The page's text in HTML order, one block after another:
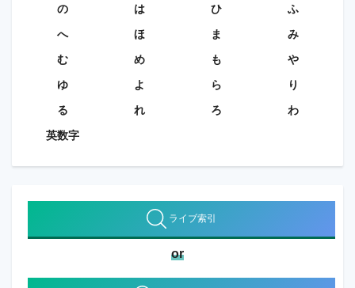
の
は ひ
ふ
へ
ほ ま
み
む
め も
や
ゆ
よ ら
り
る
れ ろ
わ
英数字
ライブ索引
or